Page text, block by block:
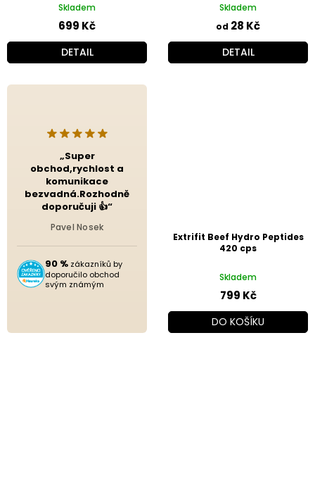
Skladem
699 Kč
DETAIL
Skladem
od 28 Kč
DETAIL
„Super
obchod,rychlost a
komunikace
bezvadná.Rozhodně
doporučuji 👍“
Pavel Nosek
90 % zákazníků by
doporučilo obchod
svým známým
Extrifit Beef Hydro Peptides
420 cps
Skladem
799 Kč
DO KOŠÍKU